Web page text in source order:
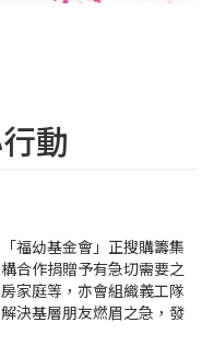
動
福幼基金會」正搜購籌集
合作捐贈予有急切需要之
家庭等，亦會組織義工隊
決基層朋友燃眉之急，發